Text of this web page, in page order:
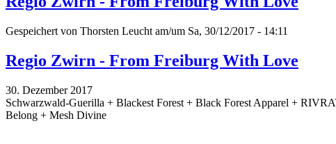
Gespeichert von Thorsten Leucht am/um Sa, 30/12/2017 - 14:11
Regio Zwirn - From Freiburg With Love
30. Dezember 2017
Schwarzwald-Guerilla + Blackest Forest + Black Forest Apparel +
Belong + Mesh Divine